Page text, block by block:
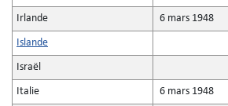
Irlande 6 mars 1948
Islande
Israël
Italie 6 mars 1948